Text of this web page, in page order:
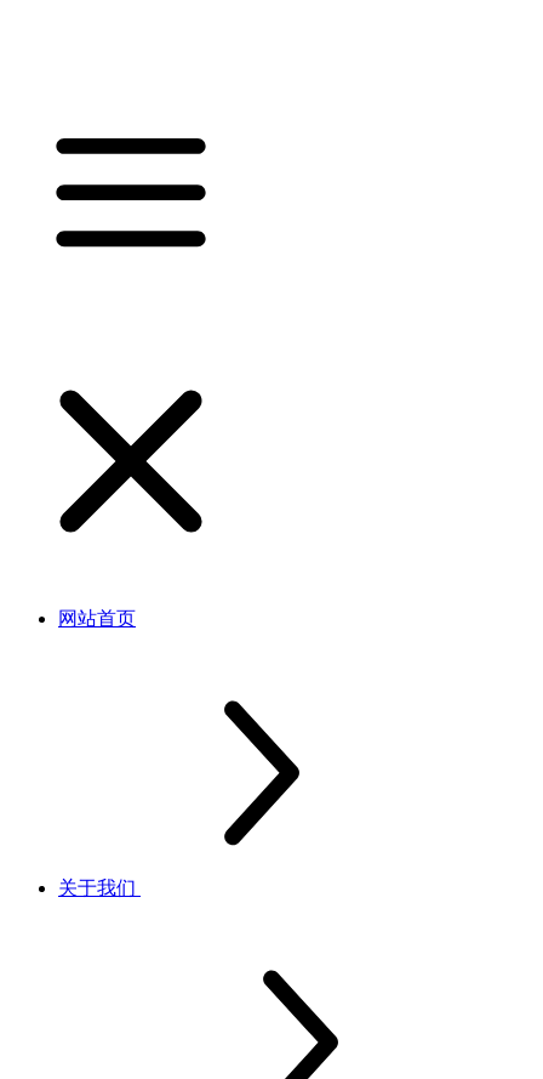
网站首页
关于我们